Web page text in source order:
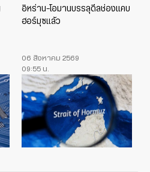
อิหร่าน-โอมานบรรลุดีลช่องแคบ
ฮอร์มุซแล้ว
06 สิงหาคม 2569
09:55 น.